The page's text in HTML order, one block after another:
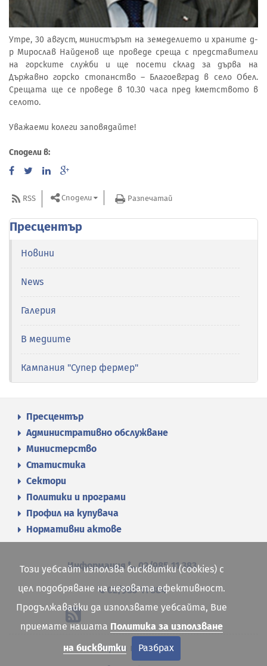
Утре, 30 август, министърът на земеделието и храните д-
р Мирослав Найденов ще проведе среща с представители
на горските служби и ще посети склад за дърва на
Държавно горско стопанство – Благоевград в село Обел.
Срещата ще се проведе в 10.30 часа пред кметството в
селото.
Уважаеми колеги заповядайте!
Сподели в:
RSS Сподели Разпечатай
Пресцентър
Новини
News
Галерия
В медиите
Кампания "Супер фермер"
Пресцентър
Административно обслужване
Министерство
Статистика
Сектори
Политики и програми
Профил на купувача
Нормативни актове
Информация 02/985 11 383
02/985 11 384
Карта на сайта
Този уебсайт използва бисквитки (cookies) с
цел подобряване на неговата ефективност.
Продължавайки да използвате уебсайта, Вие
приемате нашата Политика за използване
на бисквитки
Разбрах